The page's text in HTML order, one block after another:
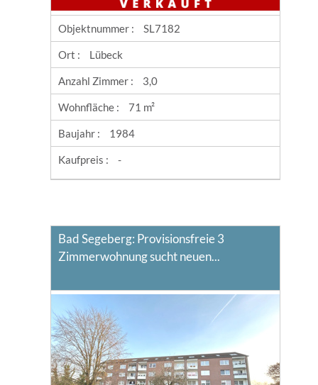
Objektnummer : SL7182
Ort : Lübeck
Anzahl Zimmer : 3,0
Wohnfläche : 71 m²
Baujahr : 1984
Kaufpreis : -
Bad Segeberg: Provisionsfreie 3
Zimmerwohnung sucht neuen...